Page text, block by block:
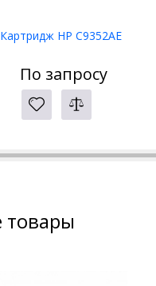
Картридж HP C9352AE
По запросу